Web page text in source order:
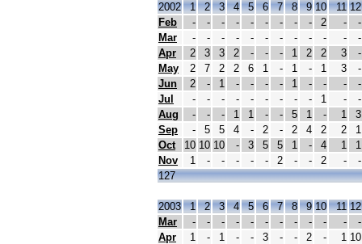
2002 1 2 3 4 5 6 7 8 9 10 11 12
Feb
- - - - - - - - - 2 -
-
Mar
- - - - - - - - - - -
-
Apr
2 3 3 2 - - - 1 2 2 3
-
May
2 7 2 2 6 1 - 1 - 1 3
-
Jun
2 - 1 - - - - 1 - - -
-
Jul
- - - - - - - - - 1 -
-
Aug
- - - 1 1 - - 5 1 - 1
3
Sep
- 5 5 4 - 2 - 2 4 2 2
1
Oct
10 10 10 - 3 5 5 1 - 4 1
1
Nov
1 - - - - - 2 - - 2 -
-
127
2003 1 2 3 4 5 6 7 8 9 10 11 12
Mar
- - - - - - - - - - -
-
Apr
1 - 1 - - 3 - - 2 - 1 10